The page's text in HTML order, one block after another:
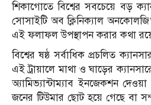
শিকাগোতে বিশ্বের সবচেয়ে বড়
সোসাইটি অব ক্লিনিক্যাল
এই ফলাফল উপস্থাপন করার কথা
বিশ্বের ষষ্ঠ সর্বাধিক প্রচলিত
এই ট্রায়ালে মাথা ও ঘাড়ের
অ্যামিভ্যান্টাম্যাব ইনজেকশন
জনের টিউমার ছোট হয়ে গেছে বা